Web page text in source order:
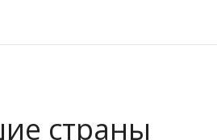
страны